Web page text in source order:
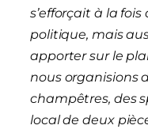
s’efforçait à la fois
politique, mais
apporter sur le
nous organisions
champêtres, des
local de deux